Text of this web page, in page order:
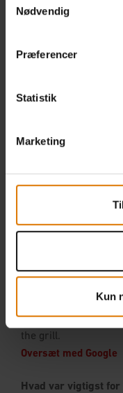
Nødvendig
Præferencer
Statistik
Marketing
Kun